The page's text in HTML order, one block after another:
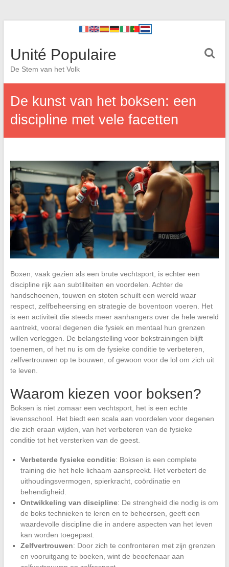
Unité Populaire
De Stem van het Volk
De kunst van het boksen: een
discipline met vele facetten
Boxen, vaak gezien als een brute vechtsport, is echter een
discipline rijk aan subtiliteiten en voordelen. Achter de
handschoenen, touwen en stoten schuilt een wereld waar
respect, zelfbeheersing en strategie de boventoon voeren. Het
is een activiteit die steeds meer aanhangers over de hele wereld
aantrekt, vooral degenen die fysiek en mentaal hun grenzen
willen verleggen. De belangstelling voor bokstrainingen blijft
toenemen, of het nu is om de fysieke conditie te verbeteren,
zelfvertrouwen op te bouwen, of gewoon voor de lol om zich uit
te leven.
Waarom kiezen voor boksen?
Boksen is niet zomaar een vechtsport, het is een echte
levensschool. Het biedt een scala aan voordelen voor degenen
die zich eraan wijden, van het verbeteren van de fysieke
conditie tot het versterken van de geest.
Verbeterde fysieke conditie: Boksen is een complete
training die het hele lichaam aanspreekt. Het verbetert de
uithoudingsvermogen, spierkracht, coördinatie en
behendigheid.
Ontwikkeling van discipline: De strengheid die nodig is om
de boks technieken te leren en te beheersen, geeft een
waardevolle discipline die in andere aspecten van het leven
kan worden toegepast.
Zelfvertrouwen: Door zich te confronteren met zijn grenzen
en vooruitgang te boeken, wint de beoefenaar aan